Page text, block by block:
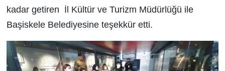
kadar getiren İl Kültür ve Turizm Müdürlüğü ile
Başiskele Belediyesine teşekkür etti.